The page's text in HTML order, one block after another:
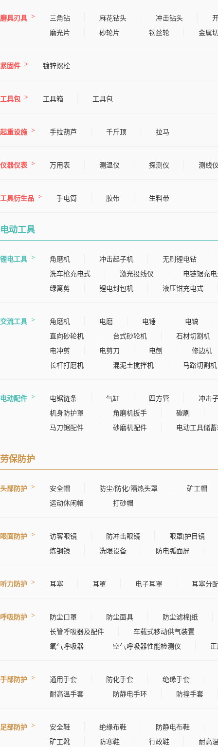
磨具刃具 三角钻 麻花钻头 冲击钻头
磨光片
砂轮片 钢丝轮 金属
紧固件 镀锌螺栓
工具包 工具箱 工具包
起重设施 手拉葫芦 千斤顶 拉马
仪器仪表 万用表 测温仪 探测仪 测线
工具衍生品 手电筒 胶带 生料带
电动工具
锂电工具 角磨机 冲击起子机
无刷锂电钻
洗车枪充电式
激光投线仪
电链锯充
绿篱剪
锂电封包机 液压钳充电式
交流工具 角磨机 电磨 电锤
电镐
直向砂轮机
台式砂轮机
石材切割机
电冲剪
电剪刀 电刨
修边机
长杆打磨机
混泥土搅拌机 马路切割机
电动配件 电锯链条 气缸 四方管
冲击
机身防护罩
角磨机扳手
碳刷
马刀锯配件
砂磨机配件 电动工具储
劳保防护
头部防护 安全帽 防尘/防化/隔热头罩
矿工帽
运动休闲帽
打砂帽
眼面防护 访客眼镜 防冲击眼镜
眼罩|护目镜
炼钢镜
洗眼设备 防电弧面屏
听力防护 耳塞 耳罩 电子耳罩 耳塞分
呼吸防护 防尘口罩 防尘面具
防尘滤棉|纸
长管呼吸器及配件
车载式移动供气装置
氧气呼吸器
空气呼吸器性能检测仪
手部防护 通用手套 防化手套
绝缘手套
耐高温手套
防静电手环 防撞手套
足部防护 安全鞋 绝缘布鞋
防静电布鞋
矿工靴
防寒鞋 行政鞋 耐高